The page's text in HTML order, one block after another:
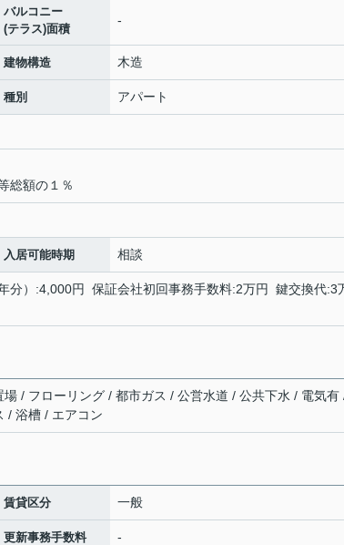
バルコニー
(テラス)面積
-
建物構造 木造
種別 アパート
総額の１％
入居可能時期 相談
分）:4,000円 保証会社初回事務手数料:2万円 鍵交換代:3
/ フローリング / 都市ガス / 公営水道 / 公共下水 / 電気有
/ 浴槽 / エアコン
賃貸区分 一般
更新事務手数料 -